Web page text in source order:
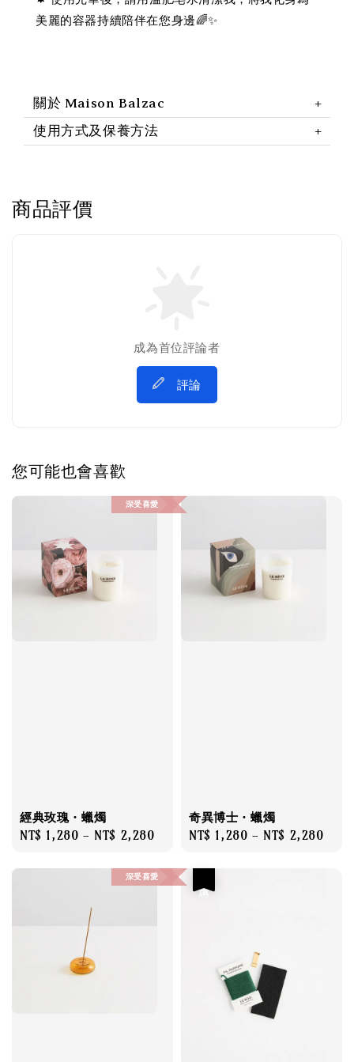
美麗的容器持續陪伴在您身邊🌈✨
關於 Maison Balzac
使用方式及保養方法
商品評價
成為首位評論者
評論
您可能也會喜歡
深受喜愛
經典玫瑰・蠟燭
Regular
NT$ 1,280 - NT$ 2,280
奇異博士・蠟燭
Regular
NT$ 1,280 - NT$ 2,280
深受喜愛